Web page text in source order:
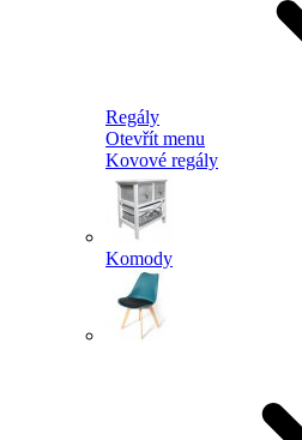
Regály
Otevřít menu
Kovové regály
Komody